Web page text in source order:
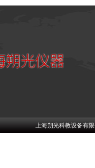
上海朔光科教设备有